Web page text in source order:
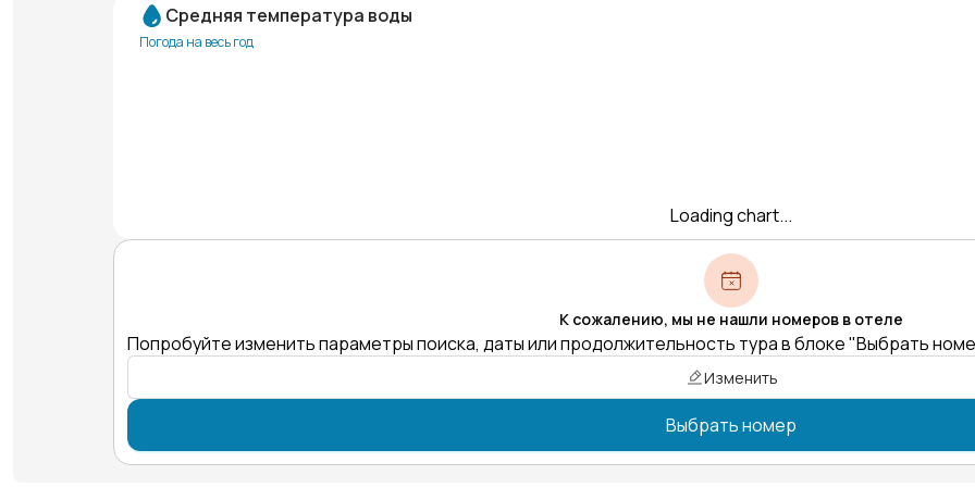
Средняя температура воды
Погода на весь год
Loading chart...
К сожалению, мы не нашли номеров в отеле
Попробуйте изменить параметры поиска, даты или продолжительность тура в блоке "Выбрать
Изменить
Выбрать номер